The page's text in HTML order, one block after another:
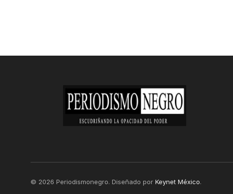
© 2026 Periodismonegro. Diseñado por Keynet México.